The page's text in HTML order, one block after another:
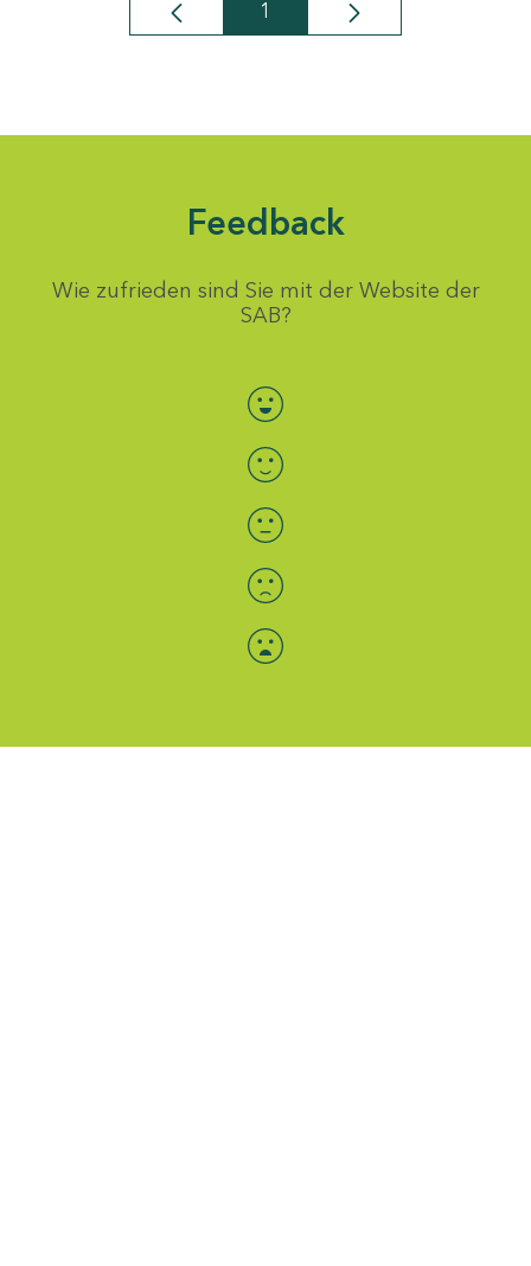
Seite
1
Feedback
Wie zufrieden sind Sie mit der Website der
SAB?
Bewertung auswählen